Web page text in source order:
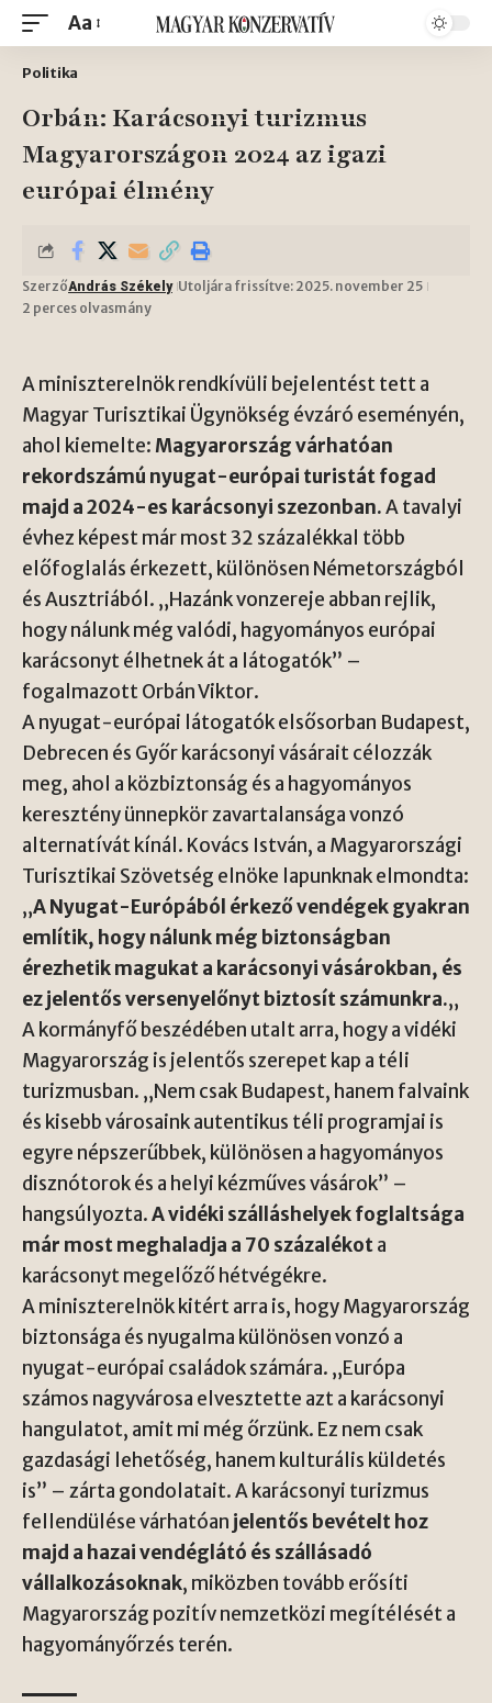
Aa
Politika
Orbán: Karácsonyi turizmus
Magyarországon 2024 az igazi
európai élmény
SzerzőAndrás Székely Utoljára frissítve: 2025. november 25
2 perces olvasmány
A miniszterelnök rendkívüli bejelentést tett a
Magyar Turisztikai Ügynökség évzáró eseményén,
ahol kiemelte:Magyarország várhatóan
rekordszámú nyugat-európai turistát fogad
majd a 2024-es karácsonyi szezonban.A tavalyi
évhez képest már most 32 százalékkal több
előfoglalás érkezett, különösen Németországból
és Ausztriából. „Hazánk vonzereje abban rejlik,
hogy nálunk még valódi, hagyományos európai
karácsonyt élhetnek át a látogatók” –
fogalmazott Orbán Viktor.
A nyugat-európai látogatók elsősorban Budapest,
Debrecen és Győr karácsonyi vásárait célozzák
meg, ahol a közbiztonság és a hagyományos
keresztény ünnepkör zavartalansága vonzó
alternatívát kínál. Kovács István, a Magyarországi
Turisztikai Szövetség elnöke lapunknak elmondta:
„A Nyugat-Európából érkező vendégek gyakran
említik, hogy nálunk még biztonságban
érezhetik magukat a karácsonyi vásárokban, és
ez jelentős versenyelőnyt biztosít számunkra.„
A kormányfő beszédében utalt arra, hogy a vidéki
Magyarország is jelentős szerepet kap a téli
turizmusban. „Nem csak Budapest, hanem falvaink
és kisebb városaink autentikus téli programjai is
egyre népszerűbbek, különösen a hagyományos
disznótorok és a helyi kézműves vásárok” –
hangsúlyozta.A vidéki szálláshelyek foglaltsága
már most meghaladja a 70 százalékota
karácsonyt megelőző hétvégékre.
A miniszterelnök kitért arra is, hogy Magyarország
biztonsága és nyugalma különösen vonzó a
nyugat-európai családok számára. „Európa
számos nagyvárosa elvesztette azt a karácsonyi
hangulatot, amit mi még őrzünk. Ez nem csak
gazdasági lehetőség, hanem kulturális küldetés
is” – zárta gondolatait. A karácsonyi turizmus
fellendülése várhatóan jelentős bevételt hoz
majd a hazai vendéglátó és szállásadó
vállalkozásoknak, miközben tovább erősíti
Magyarország pozitív nemzetközi megítélését a
hagyományőrzés terén.